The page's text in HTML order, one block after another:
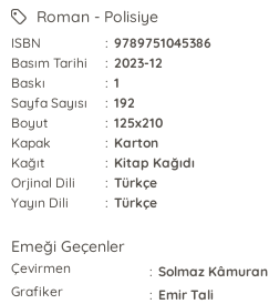
Roman - Polisiye
ISBN : 9789751045386
Basım Tarihi
: 2023-12
Baskı
: 1
Sayfa Sayısı
: 192
Boyut
: 125x210
Kapak
: Karton
Kağıt
: Kitap Kağıdı
Orjinal Dili
: Türkçe
Yayın Dili
: Türkçe
Emeği Geçenler
Çevirmen : Solmaz Kâmuran
Grafiker
: Emir Tali